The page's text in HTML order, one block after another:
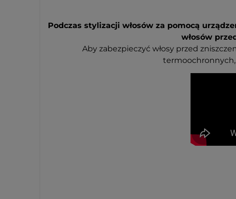
Podczas stylizacji włosów za pomocą
włosów
Aby zabezpieczyć włosy przed
termoochronnych,